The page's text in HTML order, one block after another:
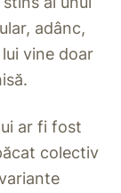
adânc,
vine doar
ar fi fost
colectiv